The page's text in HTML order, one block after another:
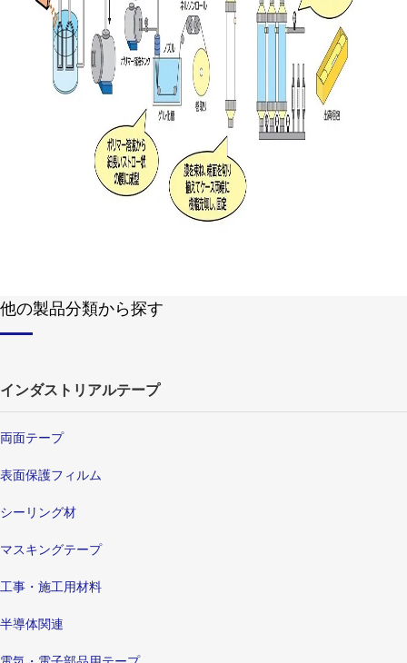
他の製品分類から探す
インダストリアルテープ
両面テープ
表面保護フィルム
シーリング材
マスキングテープ
工事・施工用材料
半導体関連